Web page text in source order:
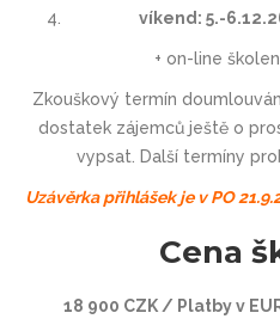
víkend: 5.-
+ on-line
Zkouškový termín
dostatek zájemců ještě o
vypsat. Další termíny
Uzávěrka přihlášek je v PO
Cena
18 900 CZK / Platby v